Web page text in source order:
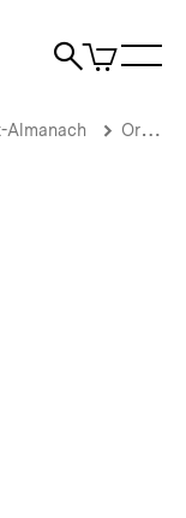
Suche
Artikel
im
Almanach Organisationen